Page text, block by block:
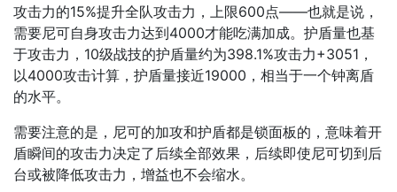
攻击力的15%提升全队攻击力，上限600点——也就是说，
需要尼可自身攻击力达到4000才能吃满加成。护盾量也基
于攻击力，10级战技的护盾量约为398.1%攻击力+3051，
以4000攻击计算，护盾量接近19000，相当于一个钟离盾
的水平。
需要注意的是，尼可的加攻和护盾都是锁面板的，意味着开
盾瞬间的攻击力决定了后续全部效果，后续即使尼可切到后
台或被降低攻击力，增益也不会缩水。